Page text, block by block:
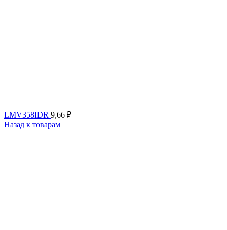
LMV358IDR 9,66 ₽
Назад к товарам